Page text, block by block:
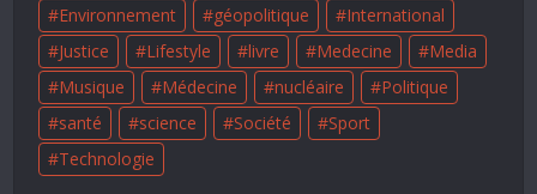
Environnement
géopolitique
International
Justice
Lifestyle livre Medecine
Media
Musique
Médecine nucléaire
Politique
santé
science Société
Sport
Technologie